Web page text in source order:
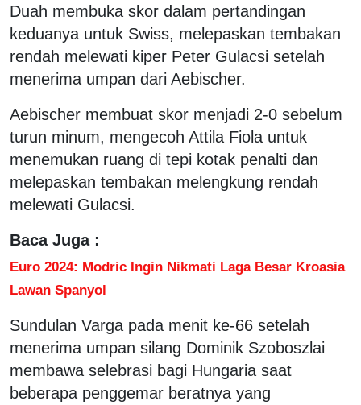
Duah membuka skor dalam pertandingan
keduanya untuk Swiss, melepaskan tembakan
rendah melewati kiper Peter Gulacsi setelah
menerima umpan dari Aebischer.
Aebischer membuat skor menjadi 2-0 sebelum
turun minum, mengecoh Attila Fiola untuk
menemukan ruang di tepi kotak penalti dan
melepaskan tembakan melengkung rendah
melewati Gulacsi.
Baca Juga :
Euro 2024: Modric Ingin Nikmati Laga Besar Kroasia
Lawan Spanyol
Sundulan Varga pada menit ke-66 setelah
menerima umpan silang Dominik Szoboszlai
membawa selebrasi bagi Hungaria saat
beberapa penggemar beratnya yang